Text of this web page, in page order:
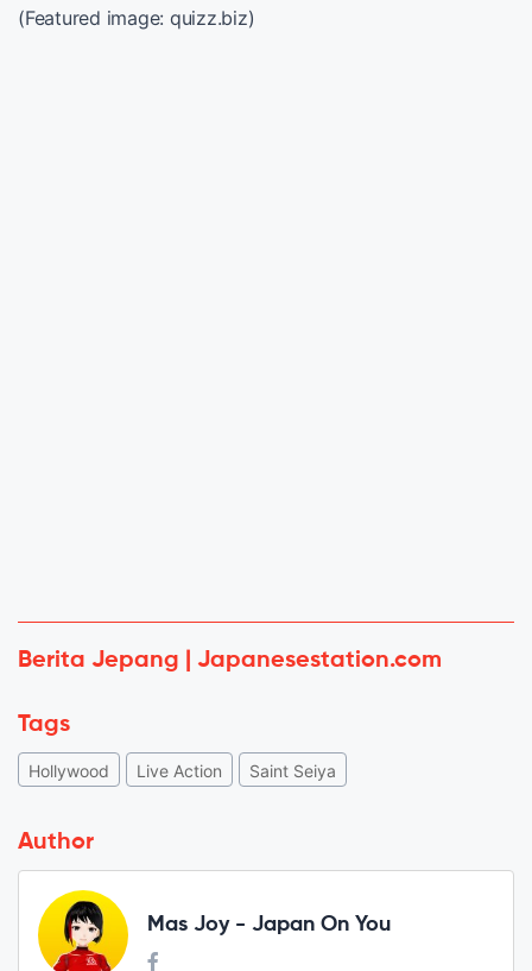
(Featured image: quizz.biz)
Berita Jepang | Japanesestation.com
Tags
Hollywood Live Action Saint Seiya
Author
Mas Joy - Japan On You